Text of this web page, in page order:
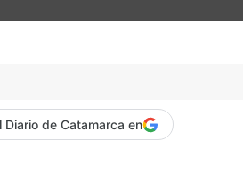
Diario de Catamarca en